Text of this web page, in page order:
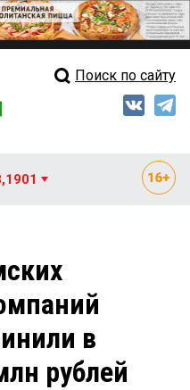
Свежий выпуск
Рейтинги
Блоги
Архив
Поиск по сайту
в
рублей